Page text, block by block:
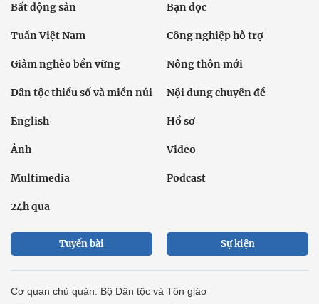
Bất động sản Bạn đọc
Tuần Việt Nam Công nghiệp hỗ trợ
Giảm nghèo bền vững Nông thôn mới
Dân tộc thiểu số và miền núi Nội dung chuyên đề
English Hồ sơ
Ảnh Video
Multimedia Podcast
24h qua
Tuyến bài Sự kiện
Cơ quan chủ quản: Bộ Dân tộc và Tôn giáo